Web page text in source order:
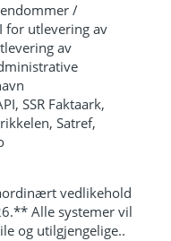
/
for utlevering av
av
SSR Faktaark,
Satref,
vedlikehold
Alle systemer vil
og utilgjengelige..